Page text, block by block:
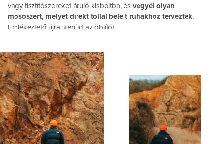
vagy tisztítószereket áruló kisboltba, és vegyél olyan
mosószert, melyet direkt tollal bélelt ruhákhoz terveztek.
Emlékeztető újra: kerüld az öblítőt.